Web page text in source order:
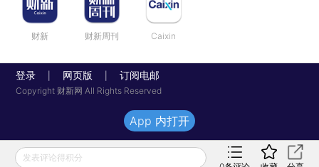
财新 财新周刊 Caixin
登录 网页版 订阅电邮
Copyright 财新网 All Rights Reserved
发表评论得积分
App 内打开